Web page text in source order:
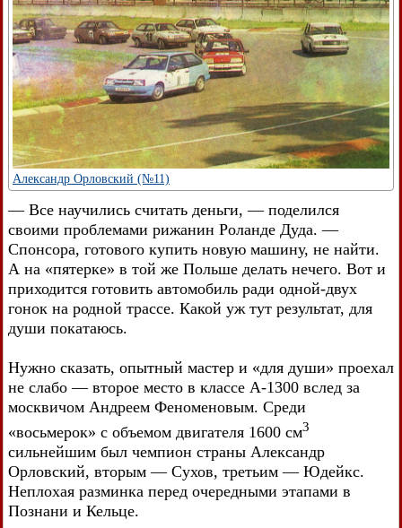
Александр Орловский (№11)
— Все научились считать деньги, — поделился
своими проблемами рижанин Роланде Дуда. —
Спонсора, готового купить новую машину, не найти.
А на «пятерке» в той же Польше делать нечего. Вот и
приходится готовить автомобиль ради одной-двух
гонок на родной трассе. Какой уж тут результат, для
души покатаюсь.
Нужно сказать, опытный мастер и «для души» проехал
не слабо — второе место в классе А-1300 вслед за
москвичом Андреем Феноменовым. Среди
«восьмерок» с объемом двигателя 1600 см3
сильнейшим был чемпион страны Александр
Орловский, вторым — Сухов, третьим — Юдейкс.
Неплохая разминка перед очередными этапами в
Познани и Кельце.